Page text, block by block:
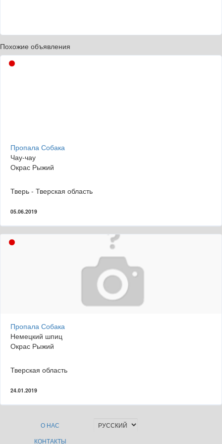
Похожие объявления
Пропала Собака
Чау-чау
Окрас Рыжий
Тверь - Тверская область
05.06.2019
Пропала Собака
Немецкий шпиц
Окрас Рыжий
Тверская область
24.01.2019
О НАС
КОНТАКТЫ